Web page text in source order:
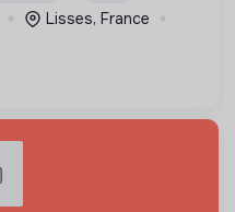
Lisses, France